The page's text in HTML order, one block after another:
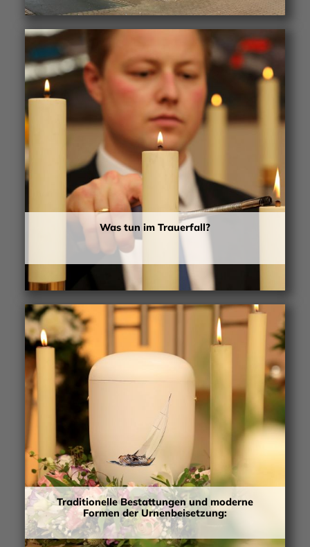
Was tun im Trauerfall?
Traditionelle Bestattungen und moderne
Formen der Urnenbeisetzung: